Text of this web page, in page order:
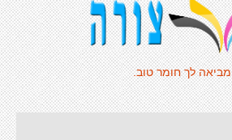
מביאה לך חומר טוב.